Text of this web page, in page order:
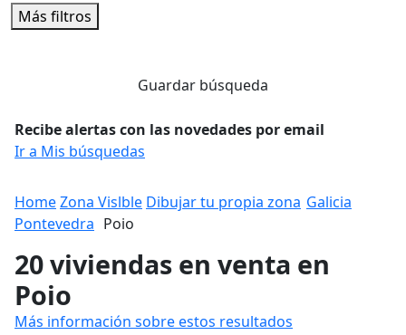
Más filtros
Guardar búsqueda
Recibe alertas con las novedades por email
Ir a Mis búsquedas
HomeZona Vislble Dibujar tu propia zona Galicia
Pontevedra Poio
20 viviendas en venta en
Poio
Más información sobre estos resultados